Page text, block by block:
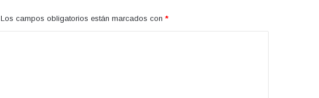
Los campos obligatorios están marcados con *